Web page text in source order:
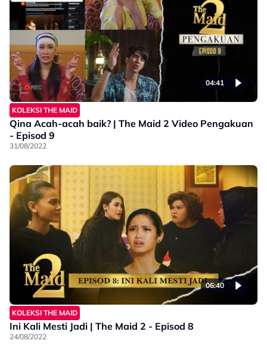
04:41
KOLEKSI THE MAID
Qina Acah-acah baik? | The Maid 2 Video Pengakuan
- Episod 9
31/08/2022
06:40
KOLEKSI THE MAID
Ini Kali Mesti Jadi | The Maid 2 - Episod 8
24/08/2022